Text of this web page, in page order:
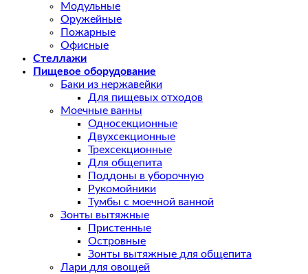
Модульные
Оружейные
Пожарные
Офисные
Стеллажи
Пищевое оборудование
Баки из нержавейки
Для пищевых отходов
Моечные ванны
Односекционные
Двухсекционные
Трехсекционные
Для общепита
Поддоны в уборочную
Рукомойники
Тумбы с моечной ванной
Зонты вытяжные
Пристенные
Островные
Зонты вытяжные для общепита
Лари для овощей